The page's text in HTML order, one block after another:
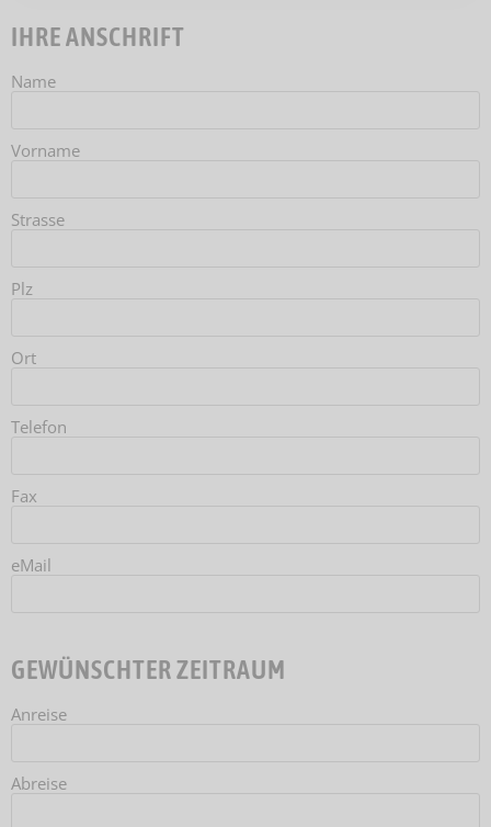
IHRE ANSCHRIFT
Name
Vorname
Strasse
Plz
Ort
Telefon
Fax
eMail
GEWÜNSCHTER ZEITRAUM
Anreise
Abreise